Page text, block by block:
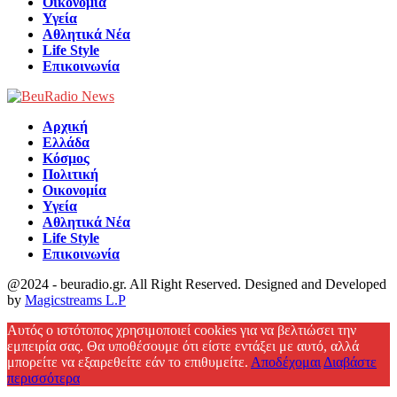
Υγεία
Αθλητικά Νέα
Life Style
Επικοινωνία
Αρχική
Ελλάδα
Κόσμος
Πολιτική
Οικονομία
Υγεία
Αθλητικά Νέα
Life Style
Επικοινωνία
@2024 - beuradio.gr. All Right Reserved. Designed and Developed
by Magicstreams L.P
Αυτός ο ιστότοπος χρησιμοποιεί cookies για να βελτιώσει την
εμπειρία σας. Θα υποθέσουμε ότι είστε εντάξει με αυτό, αλλά
μπορείτε να εξαιρεθείτε εάν το επιθυμείτε. Αποδέχομαι Διαβάστε
περισσότερα